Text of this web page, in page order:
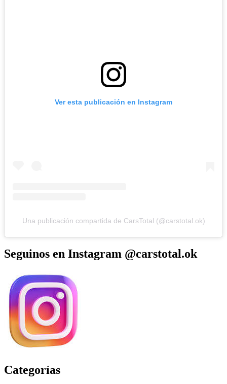
Ver esta publicación en Instagram
Una publicación compartida de CarsTotal (@carstotal.ok)
Seguinos en Instagram @carstotal.ok
Categorías